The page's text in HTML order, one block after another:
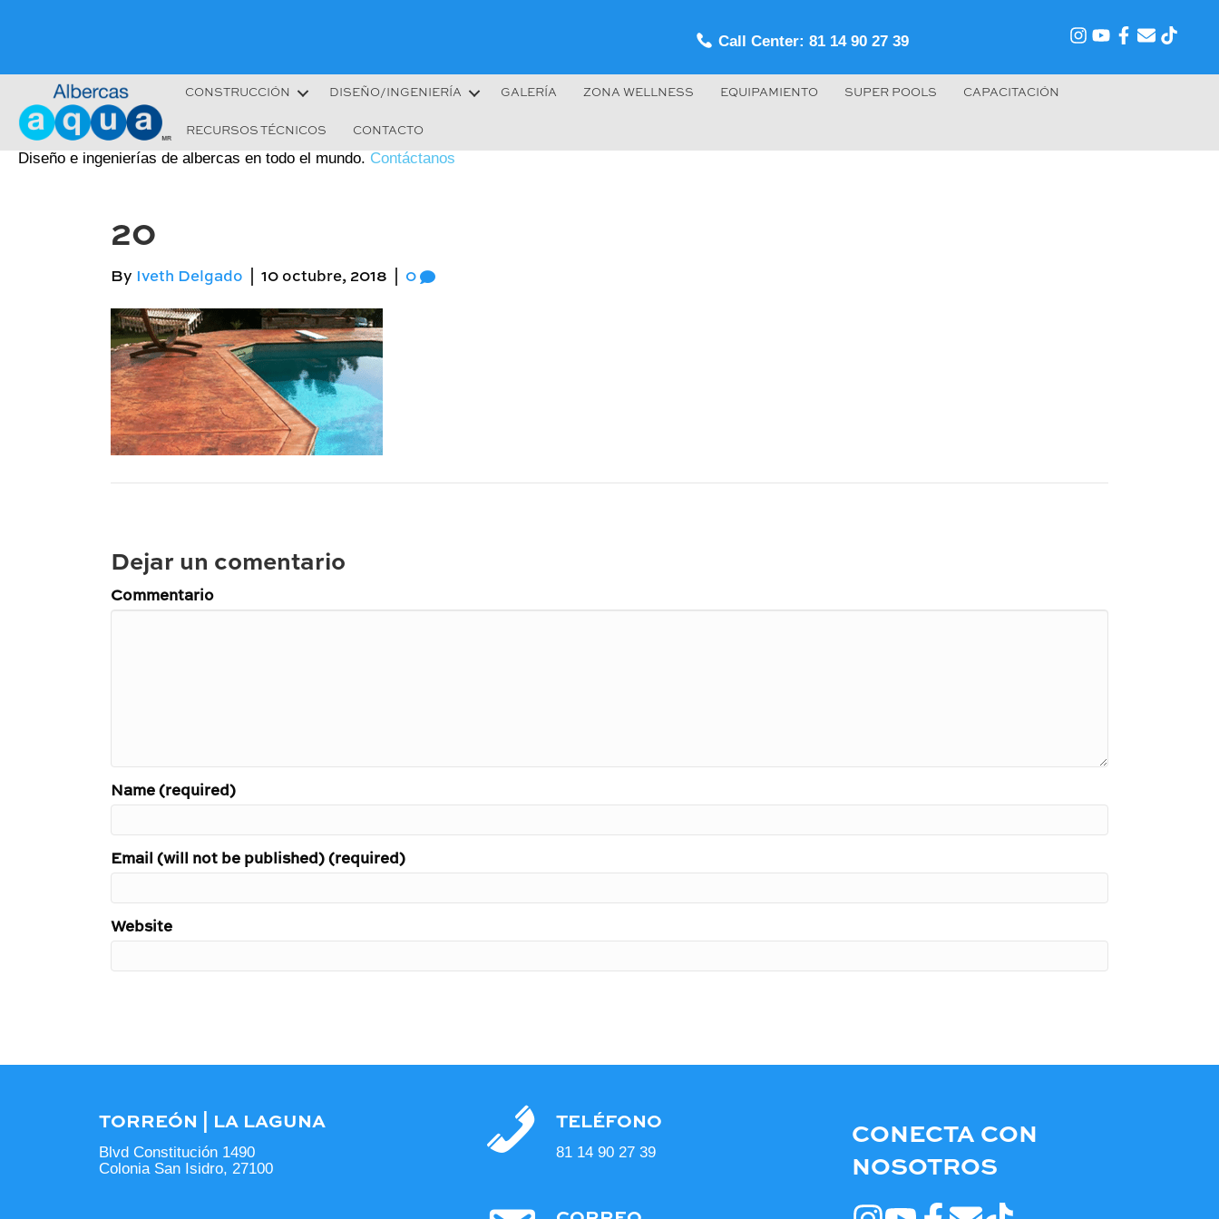
Call Center: 81 14 90 27 39
CONSTRUCCIÓN DISEÑO/INGENIERÍA GALERÍA ZONA WELLNESS EQUIPAMIENTO SUPER POOLS CAPACITACIÓN
RECURSOS TÉCNICOS CONTACTO
Diseño e ingenierías de albercas en todo el mundo. Contáctanos
20
By Iveth Delgado 10 octubre, 2018 0
Dejar un comentario
Commentario
Name (required)
Email (will not be published) (required)
Website
TORREÓN | LA LAGUNA
Blvd Constitución 1490
Colonia San Isidro, 27100
TELÉFONO
81 14 90 27 39
CONECTA CON
NOSOTROS